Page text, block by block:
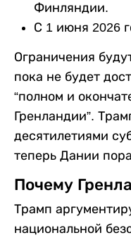
Финляндии.
С 1 июня 2026
Ограничения
пока не будет
“полном и
Гренландии”.
десятилетиями
теперь Дании пора
Почему
Трамп
национальной